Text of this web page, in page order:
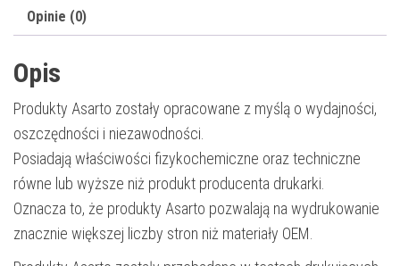
Opinie (0)
Opis
Produkty Asarto zostały opracowane z myślą o wydajności,
oszczędności i niezawodności.
Posiadają właściwości fizykochemiczne oraz techniczne
równe lub wyższe niż produkt producenta drukarki.
Oznacza to, że produkty Asarto pozwalają na wydrukowanie
znacznie większej liczby stron niż materiały OEM.